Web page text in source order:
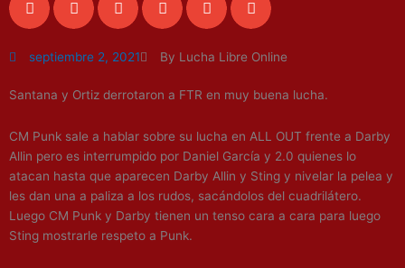
septiembre 2, 2021 By Lucha Libre Online
Santana y Ortiz derrotaron a FTR en muy buena lucha.
CM Punk sale a hablar sobre su lucha en ALL OUT frente a Darby
Allin pero es interrumpido por Daniel García y 2.0 quienes lo
atacan hasta que aparecen Darby Allin y Sting y nivelar la pelea y
les dan una a paliza a los rudos, sacándolos del cuadrilátero.
Luego CM Punk y Darby tienen un tenso cara a cara para luego
Sting mostrarle respeto a Punk.